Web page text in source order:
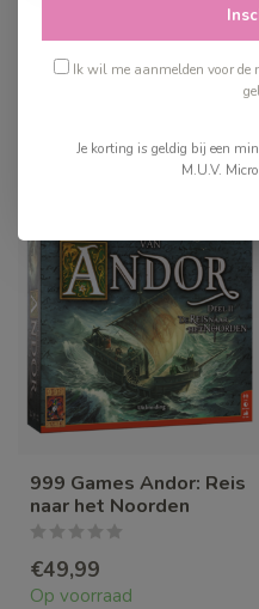
Recent bekeken
999 Games Andor: Reis
naar het Noorden
€49,99
Op voorraad
Ik wil me aanmelden voor de
Je korting is geldig bij een
M.U.V.